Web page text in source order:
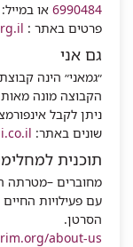
6990484 או במייל:
פרטים באתר :
גם אני
״גמאני״ הינה
הקבוצה מונה
ניתן לקבל
שונים באתר:
תוכנית
מחוברים –מטרתה
עם פעילויות
הסרטן.
about-us/